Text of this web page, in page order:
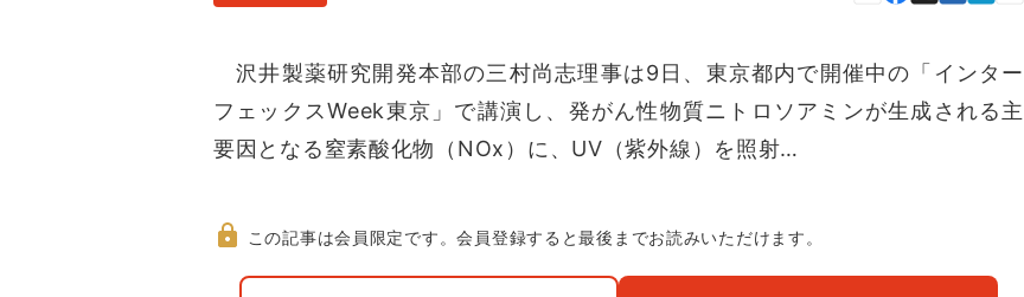
沢井製薬研究開発本部の三村尚志理事は9日、東京都内で開催中の「インター
フェックスWeek東京」で講演し、発がん性物質ニトロソアミンが生成される主
要因となる窒素酸化物（NOx）に、UV（紫外線）を照射…
この記事は会員限定です。会員登録すると最後までお読みいただけます。